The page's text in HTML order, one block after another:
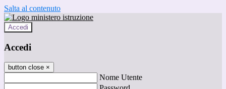
Salta al contenuto
Accedi
Accedi
button close ×
Nome Utente